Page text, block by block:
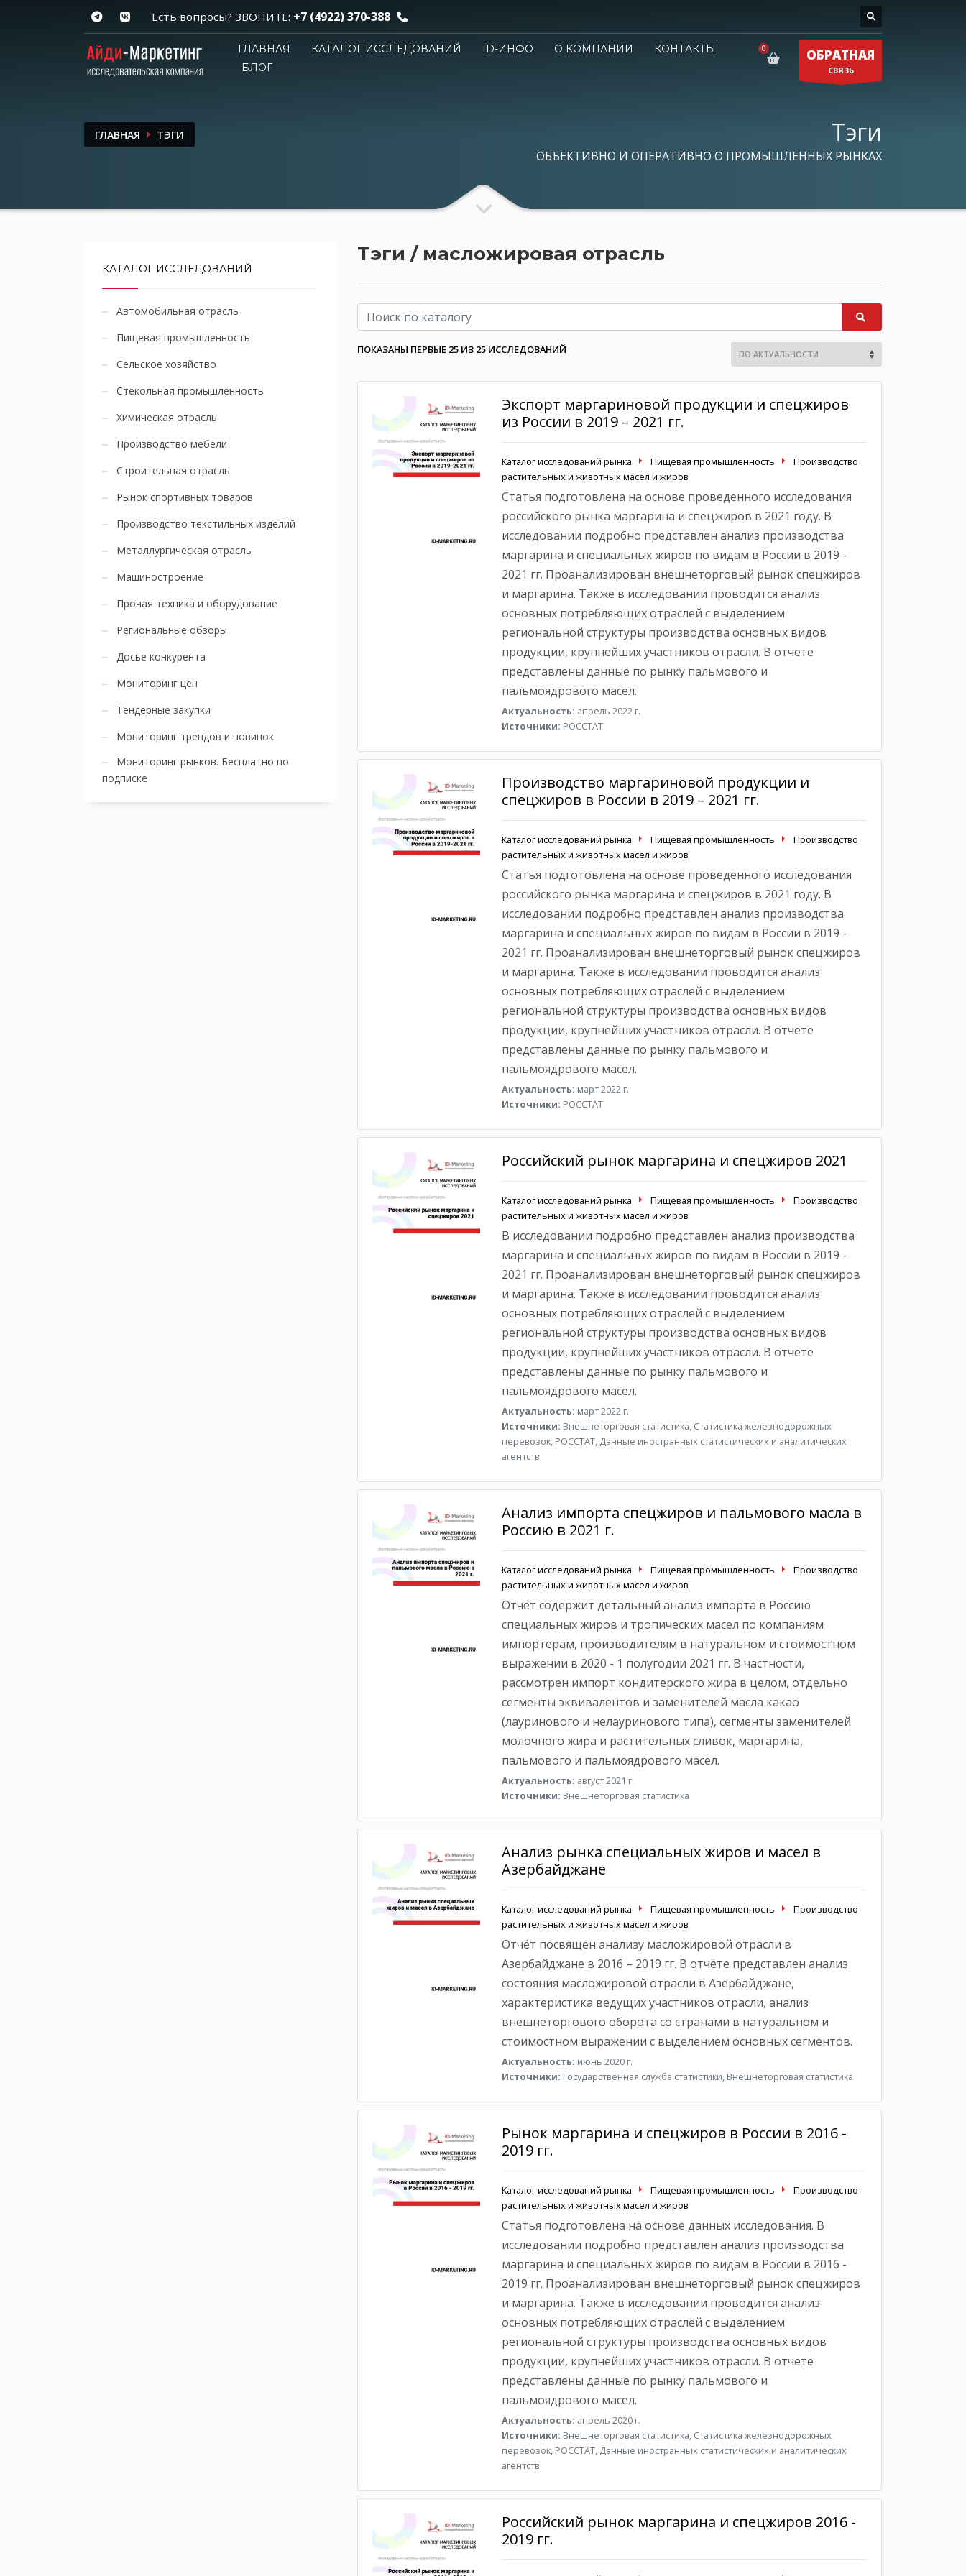
Есть вопросы? ЗВОНИТЕ: +7 (4922) 370-388
ГЛАВНАЯ КАТАЛОГ ИССЛЕДОВАНИЙ ID-ИНФО О КОМПАНИИ
КОНТАКТЫ
БЛОГ
ОБРАТНАЯ
СВЯЗЬ
ГЛАВНАЯ ТЭГИ Тэги
ОБЪЕКТИВНО И ОПЕРАТИВНО О ПРОМЫШЛЕННЫХ РЫНКАХ
Тэги / масложировая отрасль
ПОКАЗАНЫ ПЕРВЫЕ 25 ИЗ 25 ИССЛЕДОВАНИЙ
Экспорт маргариновой продукции и спецжиров
из России в 2019 – 2021 гг.
Каталог исследований рынка Пищевая промышленность
Производство
растительных и животных масел и жиров
Статья подготовлена на основе проведенного исследования
российского рынка маргарина и спецжиров в 2021 году. В
исследовании подробно представлен анализ производства
маргарина и специальных жиров по видам в России в 2019 -
2021 гг. Проанализирован внешнеторговый рынок спецжиров
и маргарина. Также в исследовании проводится анализ
основных потребляющих отраслей с выделением
региональной структуры производства основных видов
продукции, крупнейших участников отрасли. В отчете
представлены данные по рынку пальмового и
пальмоядрового масел.
Актуальность: апрель 2022 г.
Источники: РОССТАТ
Производство маргариновой продукции и
спецжиров в России в 2019 – 2021 гг.
Каталог исследований рынка Пищевая промышленность
Производство
растительных и животных масел и жиров
Статья подготовлена на основе проведенного исследования
российского рынка маргарина и спецжиров в 2021 году. В
исследовании подробно представлен анализ производства
маргарина и специальных жиров по видам в России в 2019 -
2021 гг. Проанализирован внешнеторговый рынок спецжиров
и маргарина. Также в исследовании проводится анализ
основных потребляющих отраслей с выделением
региональной структуры производства основных видов
продукции, крупнейших участников отрасли. В отчете
представлены данные по рынку пальмового и
пальмоядрового масел.
Актуальность: март 2022 г.
Источники: РОССТАТ
Российский рынок маргарина и спецжиров 2021
Каталог исследований рынка Пищевая промышленность
Производство
растительных и животных масел и жиров
В исследовании подробно представлен анализ производства
маргарина и специальных жиров по видам в России в 2019 -
2021 гг. Проанализирован внешнеторговый рынок спецжиров
и маргарина. Также в исследовании проводится анализ
основных потребляющих отраслей с выделением
региональной структуры производства основных видов
продукции, крупнейших участников отрасли. В отчете
представлены данные по рынку пальмового и
пальмоядрового масел.
Актуальность: март 2022 г.
Источники: Внешнеторговая статистика, Статистика железнодорожных
перевозок, РОССТАТ, Данные иностранных статистических и аналитических
агентств
Анализ импорта спецжиров и пальмового масла в
Россию в 2021 г.
Каталог исследований рынка Пищевая промышленность
Производство
растительных и животных масел и жиров
Отчёт содержит детальный анализ импорта в Россию
специальных жиров и тропических масел по компаниям
импортерам, производителям в натуральном и стоимостном
выражении в 2020 - 1 полугодии 2021 гг. В частности,
рассмотрен импорт кондитерского жира в целом, отдельно
сегменты эквивалентов и заменителей масла какао
(лауринового и нелауринового типа), сегменты заменителей
молочного жира и растительных сливок, маргарина,
пальмового и пальмоядрового масел.
Актуальность: август 2021 г.
Источники: Внешнеторговая статистика
Анализ рынка специальных жиров и масел в
Азербайджане
Каталог исследований рынка Пищевая промышленность
Производство
растительных и животных масел и жиров
Отчёт посвящен анализу масложировой отрасли в
Азербайджане в 2016 – 2019 гг. В отчёте представлен анализ
состояния масложировой отрасли в Азербайджане,
характеристика ведущих участников отрасли, анализ
внешнеторгового оборота со странами в натуральном и
стоимостном выражении с выделением основных сегментов.
Актуальность: июнь 2020 г.
Источники: Государственная служба статистики, Внешнеторговая статистика
Рынок маргарина и спецжиров в России в 2016 -
2019 гг.
Каталог исследований рынка Пищевая промышленность
Производство
растительных и животных масел и жиров
Статья подготовлена на основе данных исследования. В
исследовании подробно представлен анализ производства
маргарина и специальных жиров по видам в России в 2016 -
2019 гг. Проанализирован внешнеторговый рынок спецжиров
и маргарина. Также в исследовании проводится анализ
основных потребляющих отраслей с выделением
региональной структуры производства основных видов
продукции, крупнейших участников отрасли. В отчете
представлены данные по рынку пальмового и
пальмоядрового масел.
Актуальность: апрель 2020 г.
Источники: Внешнеторговая статистика, Статистика железнодорожных
перевозок, РОССТАТ, Данные иностранных статистических и аналитических
агентств
Российский рынок маргарина и спецжиров 2016 -
2019 гг.
КАТАЛОГ ИССЛЕДОВАНИЙ
Автомобильная отрасль
Пищевая промышленность
Сельское хозяйство
Стекольная промышленность
Химическая отрасль
Производство мебели
Строительная отрасль
Рынок спортивных товаров
Производство текстильных изделий
Металлургическая отрасль
Машиностроение
Прочая техника и оборудование
Региональные обзоры
Досье конкурента
Мониторинг цен
Тендерные закупки
Мониторинг трендов и новинок
Мониторинг рынков. Бесплатно по
подписке